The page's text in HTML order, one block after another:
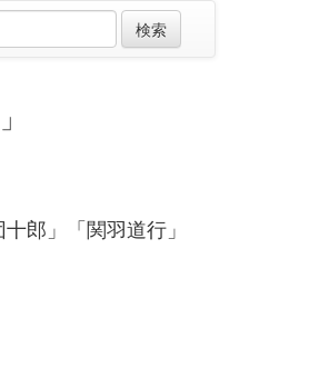
郎」「関羽道行」